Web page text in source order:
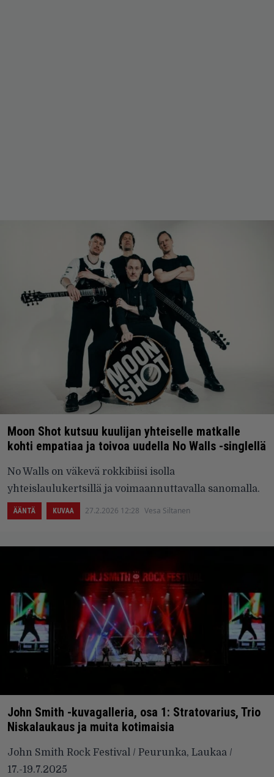
Moon Shot kutsuu kuulijan yhteiselle matkalle
kohti empatiaa ja toivoa uudella No Walls -singlellä
No Walls on väkevä rokkibiisi isolla
yhteislaulukertsillä ja voimaannuttavalla sanomalla.
ÄÄNTÄ KUVAA 27.2.2026 12:28 Vesa Siltanen
John Smith -kuvagalleria, osa 1: Stratovarius, Trio
Niskalaukaus ja muita kotimaisia
John Smith Rock Festival / Peurunka, Laukaa /
17.-19.7.2025